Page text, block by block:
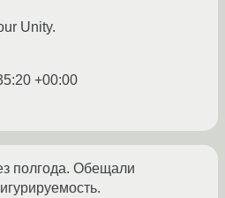
Unity.
+00:00
полгода. Обещали